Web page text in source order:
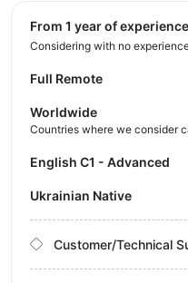
from 1 year of experience
Considering with no
Full Remote
Worldwide
Countries where we consider
English C1 - Advanced
Ukrainian Native
Customer/Technical